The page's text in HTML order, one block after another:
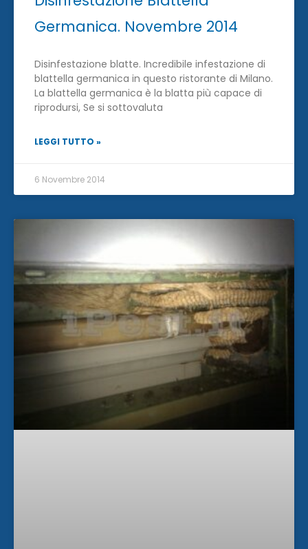
Germanica. Novembre 2014
Disinfestazione blatte. Incredibile infestazione di
blattella germanica in questo ristorante di Milano.
La blattella germanica è la blatta più capace di
riprodursi, Se si sottovaluta
LEGGI TUTTO »
6 Novembre 2014